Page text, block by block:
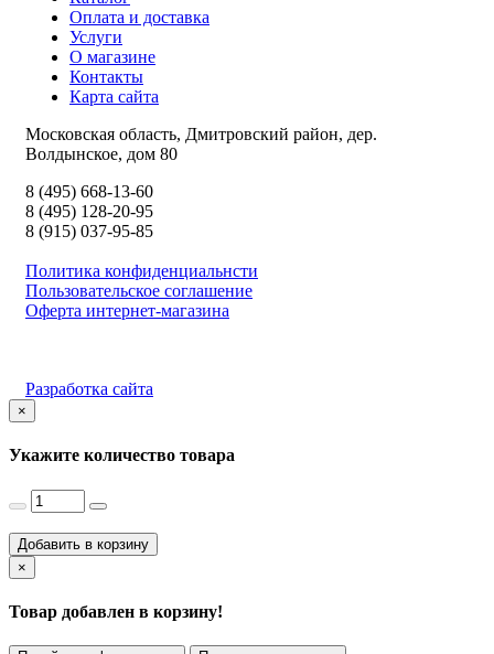
Оплата и доставка
Услуги
О магазине
Контакты
Карта сайта
Московская область, Дмитровский район, дер.
Волдынское, дом 80
8 (495) 668-13-60
8 (495) 128-20-95
8 (915) 037-95-85
Политика конфиденциальнсти
Пользовательское соглашение
Оферта интернет-магазина
Разработка сайта
×
Укажите количество товара
Добавить в корзину
×
Товар добавлен в корзину!